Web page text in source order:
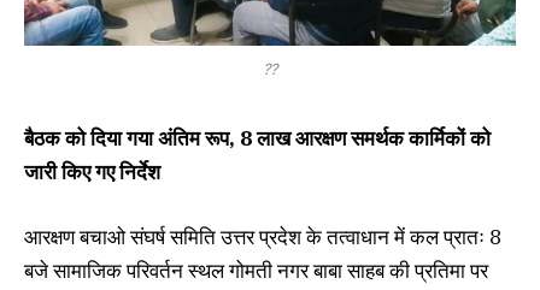
??
बैठक को दिया गया अंतिम रूप, 8 लाख आरक्षण समर्थक कार्मिकों को
जारी किए गए निर्देश
आरक्षण बचाओ संघर्ष समिति उत्तर प्रदेश के तत्वाधान में कल प्रातः 8
बजे सामाजिक परिवर्तन स्थल गोमती नगर बाबा साहब की प्रतिमा पर